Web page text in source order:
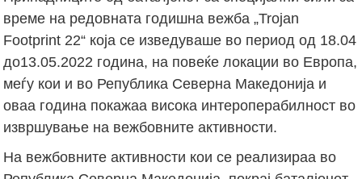
време на редовната годишна вежба „Trojan
Footprint 22“ која се изведуваше во период од 18.04
до13.05.2022 година, на повеќе локации во Европа,
меѓу кои и во Република Северна Македонија и
оваа година покажаа висока интероперабилност во
извршување на вежбовните активности.
На вежбовните активности кои се реализираа во